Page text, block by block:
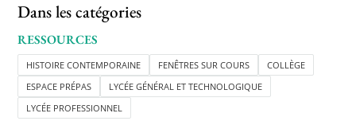
Dans les catégories
RESSOURCES
HISTOIRE CONTEMPORAINE FENÊTRES SUR COURS
COLLÈGE
ESPACE PRÉPAS
LYCÉE GÉNÉRAL ET TECHNOLOGIQUE
LYCÉE PROFESSIONNEL